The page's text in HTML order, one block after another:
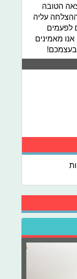
הטובה
עליה
לפעמים
מאמינים
בעצמכם!